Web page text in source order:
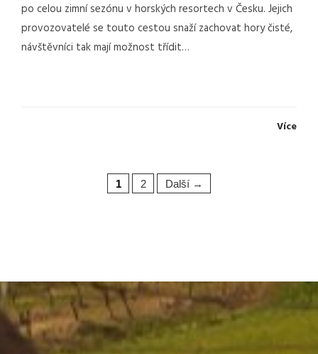
po celou zimní sezónu v horských resortech v Česku. Jejich
provozovatelé se touto cestou snaží zachovat hory čisté,
návštěvníci tak mají možnost třídit…
Více
1 2 Další →